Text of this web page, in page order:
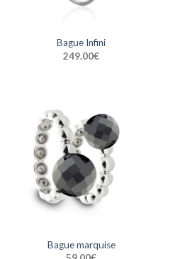
Bague Infini
249.00€
Bague marquise